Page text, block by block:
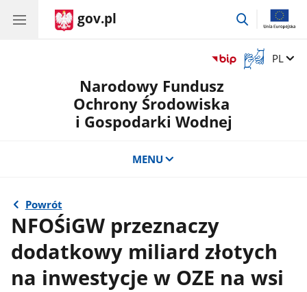
gov.pl
przejdź
Otwórz
okno
Zmień
PL
Narodowy Fundusz
Ochrony Środowiska
i Gospodarki Wodnej
MENU
Powrót
NFOŚiGW przeznaczy
dodatkowy miliard złotych
na inwestycje w OZE na wsi